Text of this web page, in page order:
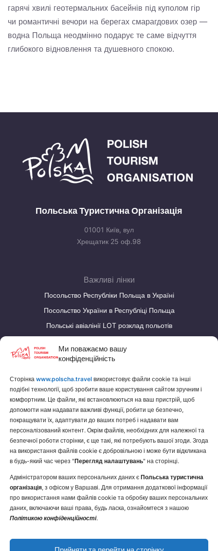
Ми поважаємо вашу
конфіденційність
Сторінка www.polscha.travel використовує файли cookie та інші
подібні технології, щоб зробити ваше користування сайтом зручним і
комфортним. Це файли, які встановлюються на ваш пристрій, щоб
допомогти нам надавати важливі функції, робити це безпечно,
покращувати їх, адаптувати до ваших потреб і надавати вам
персоналізований контент. Окрім файлів, необхідних для належної та
безпечної роботи сторінки, є ще такі, які потребують вашої згоди. Згода
на використання файлів cookie є добровільною і може бути відкликана
в будь-який час через "Перегляд налаштувань" на сторінці.
Адміністратором ваших персональних даних є Польська туристична
організація, з офісом у Варшаві. Для отримання додаткової інформації
про використання нами файлів cookie та обробку ваших персональних
даних, включаючи ваші права, будь ласка, ознайомтеся з нашою
Політикою конфіденційності.
гарячі хвилі геотермальних басейнів під куполом гір
чи романтичні вечори на берегах смарагдових озер —
водна Польща неодмінно подарує те саме відчуття
глибокого відновлення та душевного спокою.
Польська Туристична Організація
01001 Київ, вул
Хрещатик 25 оф.98
Важливі лінки
Посольство Республіки Польща в Україні
Посольство України в Республіці Польща
Польські авіалінії LOT розклад польотів
Польська Туристична Організація
Заробляйте на туризмі